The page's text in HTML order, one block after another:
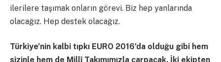
ilerilere taşımak onların görevi. Biz hep yanlarında
olacağız. Hep destek olacağız.
Türkiye’nin kalbi tıpkı EURO 2016’da olduğu gibi hem
sizinle hem de Millî Takımımızla çarpacak. İki ekipten